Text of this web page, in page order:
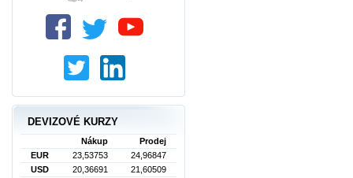
DEVIZOVÉ KURZY
Nákup
Prodej
EUR
23,53753
24,96847
USD
20,36691
21,60509